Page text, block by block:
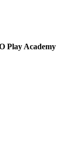
Play Academy